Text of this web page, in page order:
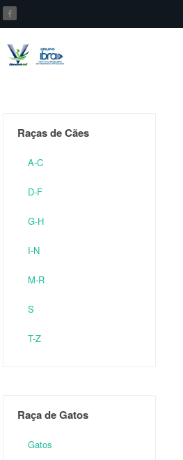
Raças de Cães
A-C
D-F
G-H
I-N
M-R
S
T-Z
Raça de Gatos
Gatos